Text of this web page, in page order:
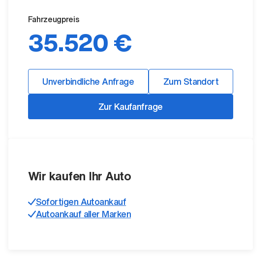
Fahrzeugpreis
35.520 €
Unverbindliche Anfrage
Zum Standort
Zur Kaufanfrage
Wir kaufen Ihr Auto
Sofortigen Autoankauf
Autoankauf aller Marken